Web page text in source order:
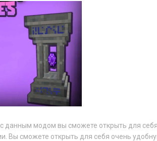
данным модом вы сможете открыть для
Вы сможете открыть для себя очень